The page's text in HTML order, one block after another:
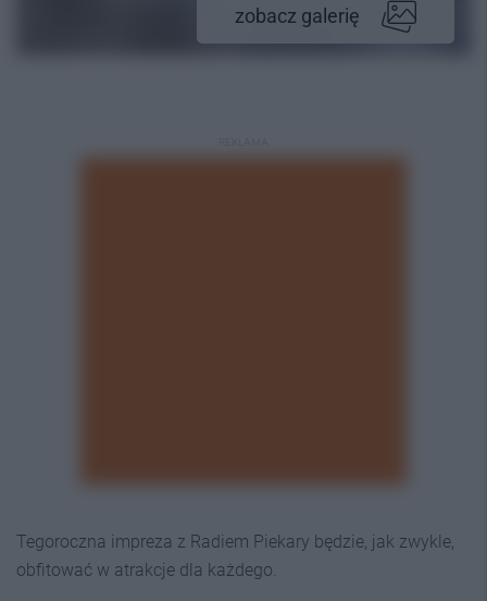
zobacz galerię
Tegoroczna impreza z Radiem Piekary będzie, jak zwykle,
obfitować w atrakcje dla każdego.